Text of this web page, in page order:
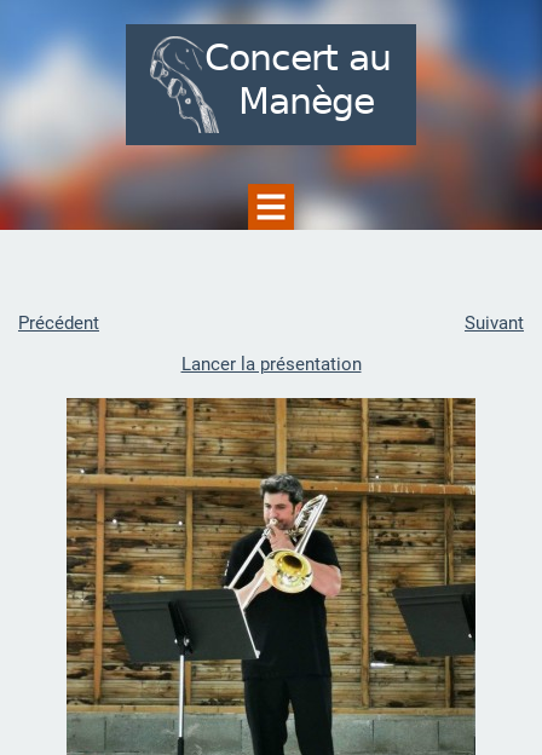
Précédent
Suivant
Lancer la présentation